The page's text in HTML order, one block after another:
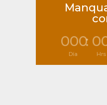
000
Día
:
Hrs